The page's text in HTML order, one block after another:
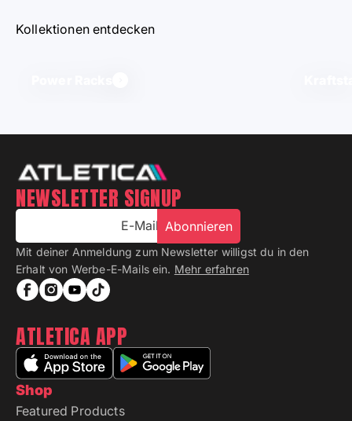
Kollektionen entdecken
Shop
Featured Products
NEWSLETTER SIGNUP
E-Mail Abonnieren
Mit deiner Anmeldung zum Newsletter willigst du in den
Erhalt von Werbe-E-Mails ein. Mehr erfahren
ATLETICA APP